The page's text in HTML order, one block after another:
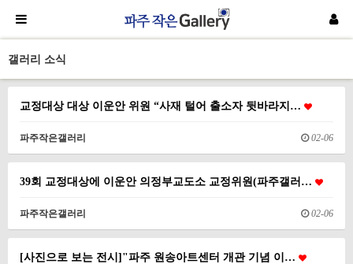
갤러리 소식
교정대상 대상 이운안 위원 “사재 털어 출소자 뒷바라지…
파주작은갤러리 02-06
39회 교정대상에 이운안 의정부교도소 교정위원(파주갤러…
파주작은갤러리 02-06
[사진으로 보는 전시]"파주 원송아트센터 개관 기념 이…